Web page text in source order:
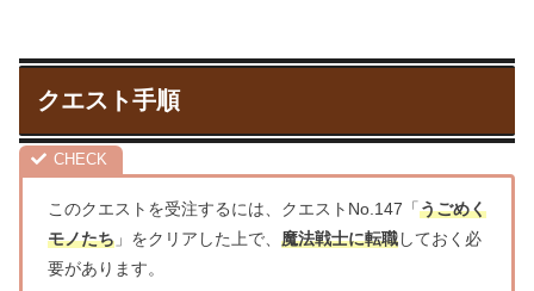
クエスト手順
このクエストを受注するには、クエストNo.147「うごめく
モノたち 」をクリアした上で、 魔法戦士に転職しておく必
要があります。